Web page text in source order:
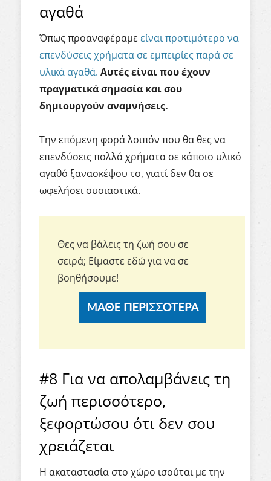
αγαθά
Όπως προαναφέραμε είναι προτιμότερο να
επενδύσεις χρήματα σε εμπειρίες παρά σε
υλικά αγαθά. Αυτές είναι που έχουν
πραγματικά σημασία και σου
δημιουργούν αναμνήσεις.
Την επόμενη φορά λοιπόν που θα θες να
επενδύσεις πολλά χρήματα σε κάποιο υλικό
αγαθό ξανασκέψου το, γιατί δεν θα σε
ωφελήσει ουσιαστικά.
Θες να βάλεις τη ζωή σου σε
σειρά; Είμαστε εδώ για να σε
βοηθήσουμε!
#8 Για να απολαμβάνεις τη
ζωή περισσότερο,
ξεφορτώσου ότι δεν σου
χρειάζεται
Η ακαταστασία στο χώρο ισούται με την